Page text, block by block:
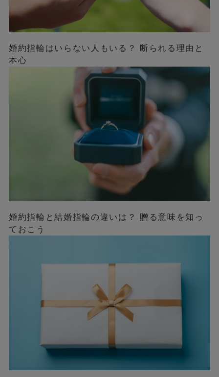
婚約指輪はいらない人もいる？ 断られる理由と
本心
婚約指輪と結婚指輪の違いは？ 贈る意味を知っ
ておこう